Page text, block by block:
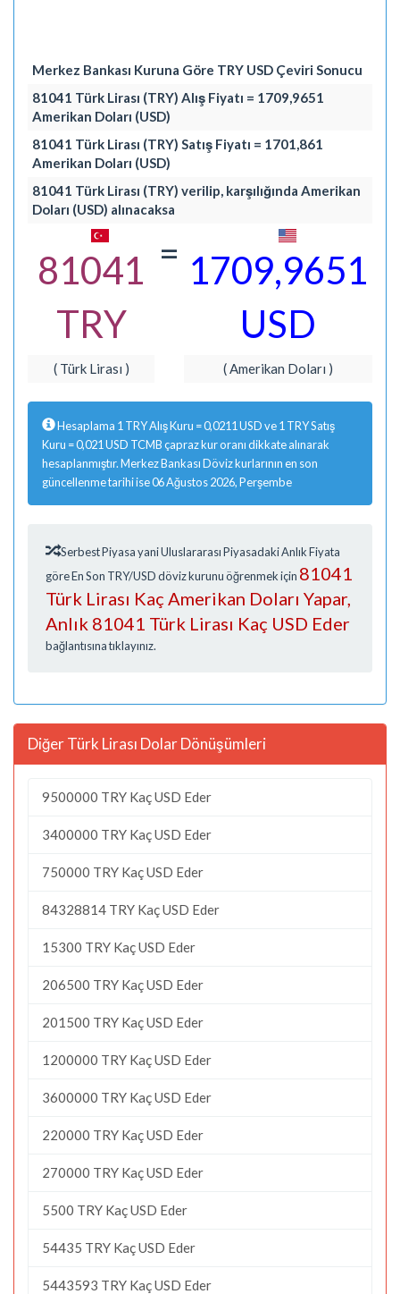
Merkez Bankası Kuruna Göre TRY USD Çeviri Sonucu
81041 Türk Lirası (TRY) Alış Fiyatı = 1709,9651
Amerikan Doları (USD)
81041 Türk Lirası (TRY) Satış Fiyatı = 1701,861
Amerikan Doları (USD)
81041 Türk Lirası (TRY) verilip, karşılığında Amerikan
Doları (USD) alınacaksa
81041
TRY
= 1709,9651
USD
( Türk Lirası ) ( Amerikan Doları )
Hesaplama 1 TRY Alış Kuru = 0,0211 USD ve 1 TRY Satış
Kuru = 0,021 USD TCMB çapraz kur oranı dikkate alınarak
hesaplanmıştır. Merkez Bankası Döviz kurlarının en son
güncellenme tarihi ise 06 Ağustos 2026, Perşembe
Serbest Piyasa yani Uluslararası Piyasadaki Anlık Fiyata
göre En Son TRY/USD döviz kurunu öğrenmek için 81041
Türk Lirası Kaç Amerikan Doları Yapar,
Anlık 81041 Türk Lirası Kaç USD Eder
bağlantısına tıklayınız.
Diğer Türk Lirası Dolar Dönüşümleri
9500000 TRY Kaç USD Eder
3400000 TRY Kaç USD Eder
750000 TRY Kaç USD Eder
84328814 TRY Kaç USD Eder
15300 TRY Kaç USD Eder
206500 TRY Kaç USD Eder
201500 TRY Kaç USD Eder
1200000 TRY Kaç USD Eder
3600000 TRY Kaç USD Eder
220000 TRY Kaç USD Eder
270000 TRY Kaç USD Eder
5500 TRY Kaç USD Eder
54435 TRY Kaç USD Eder
5443593 TRY Kaç USD Eder